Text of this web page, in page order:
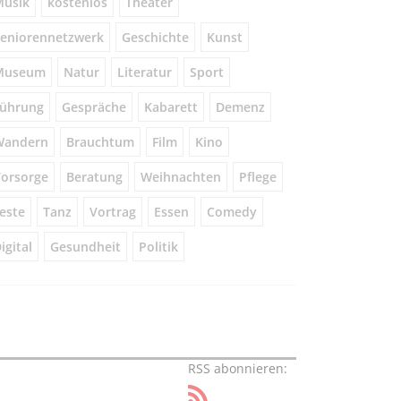
Geschichte Kunst
Natur Literatur Sport
Gespräche Kabarett Demenz
Brauchtum Film Kino
Beratung Weihnachten Pflege
Tanz Vortrag Essen Comedy
Gesundheit Politik
RSS abonnieren: